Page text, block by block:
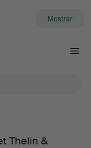
Mostrar
Thelin &